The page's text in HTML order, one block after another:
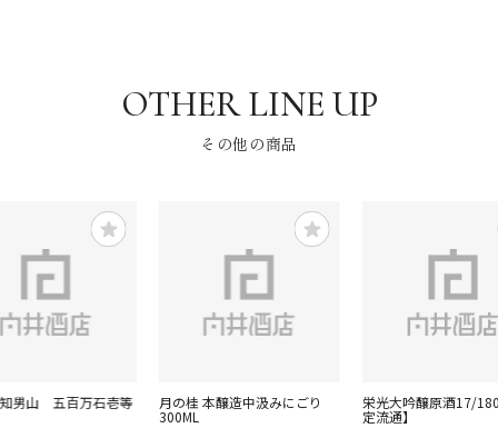
その他の商品
男山 五百万石壱等 月の桂 本醸造中汲みにごり
300ML
栄光大吟醸原酒17/
定流通】